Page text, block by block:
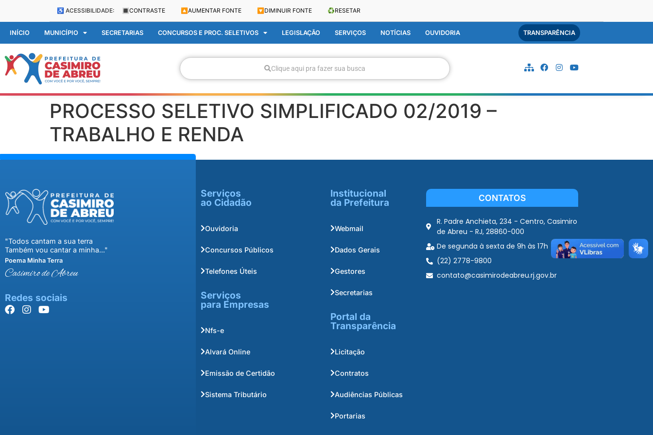
♿ ACESSIBILIDADE: 🔳 CONTRASTE 🔼 AUMENTAR FONTE 🔽 DIMINUIR FONTE ♻️RESETAR
INÍCIO MUNICÍPIO SECRETARIAS CONCURSOS E PROC. SELETIVOS LEGISLAÇÃO SERVIÇOS NOTÍCIAS OUVIDORIA TRANSPARÊNCIA
Clique aqui pra fazer sua busca
PROCESSO SELETIVO SIMPLIFICADO 02/2019 –
TRABALHO E RENDA
"Todos cantam a sua terra
Também vou cantar a minha..."
Poema Minha Terra
Casimiro de Abreu
Redes sociais
Serviços
ao Cidadão
Ouvidoria
Concursos Públicos
Telefones Úteis
Serviços
para Empresas
Nfs-e
Alvará Online
Emissão de Certidão
Sistema Tributário
Institucional
da Prefeitura
Webmail
Dados Gerais
Gestores
Secretarias
Portal da
Transparência
Licitação
Contratos
Audiências Públicas
Portarias
CONTATOS
R. Padre Anchieta, 234 - Centro, Casimiro
de Abreu - RJ, 28860-000
De segunda à sexta de 9h às 17h
(22) 2778-9800
contato@casimirodeabreu.rj.gov.br